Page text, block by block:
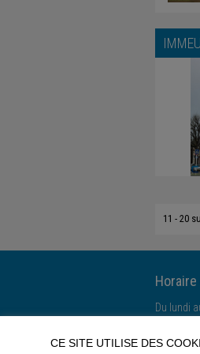
11 - 20
Horaire
Du lundi
CE SITE UTILISE DES